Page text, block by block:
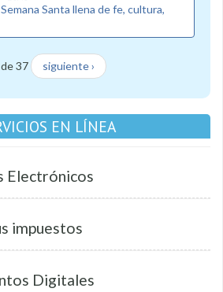
Santa llena de fe, cultura,
37 siguiente ›
EN LÍNEA
Electrónicos
impuestos
Digitales